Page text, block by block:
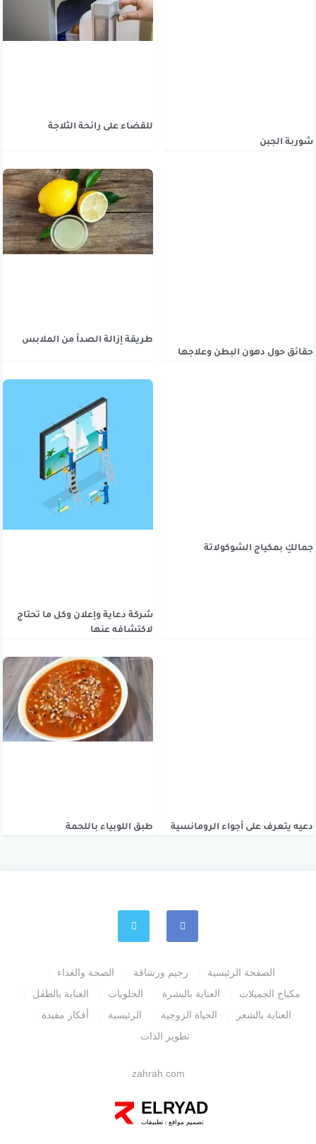
شوربة الجبن
للقضاء على رائحة الثلاجة
حقائق حول دهون البطن وعلاجها
طريقة إزالة الصدأ من الملابس
جمالكِ بمكياج الشوكولاتة
شركة دعاية وإعلان وكل ما تحتاج
لاكتشافه عنها
دعيه يتعرف على أجواء الرومانسية طبق اللوبياء باللحمة
الصفحة الرئيسية رجيم ورشاقة
الصحة والغذاء
مكياج الجميلات
العناية بالبشرة الحلويات
العناية بالطفل
العناية بالشعر
الحياة الزوجية الرئيسية
أفكار مفيدة
تطوير الذات
zahrah.com
ELRYAD
تصميم مواقع / تطبيقات